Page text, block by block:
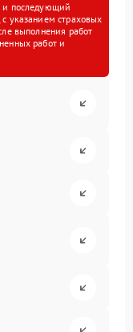
и последующий
указанием страховых
выполнения работ
работ и